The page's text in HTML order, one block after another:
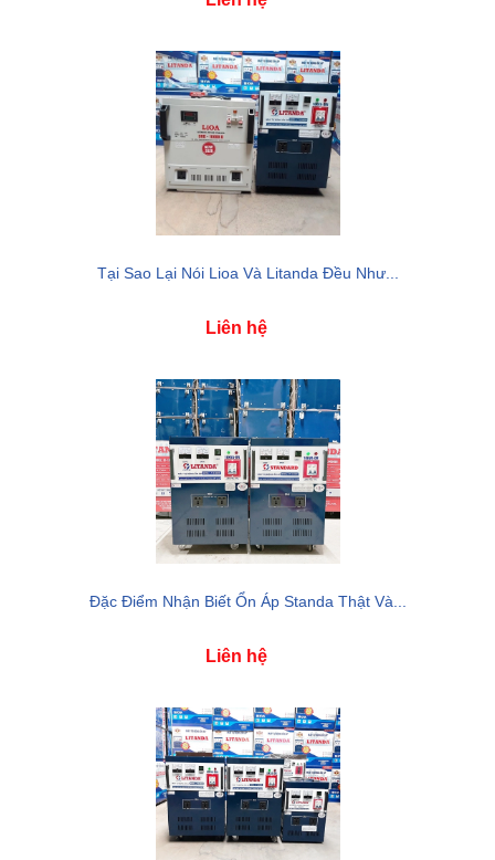
Tại Sao Lại Nói Lioa Và Litanda Đều Như...
Liên hệ
Đặc Điểm Nhận Biết Ổn Áp Standa Thật Và...
Liên hệ